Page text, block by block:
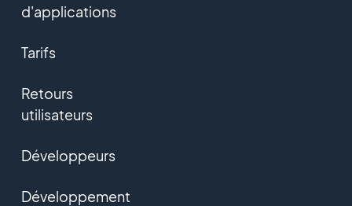
d'applications
Tarifs
Retours
utilisateurs
Développeurs
Développement